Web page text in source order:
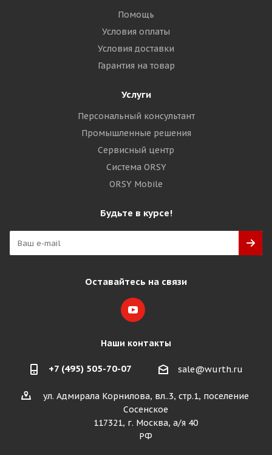
Помощь
Условия оплаты
Условия доставки
Гарантия на товар
Услуги
Персональный консультант
Промышленные решения
Сервисный центр
Система ORSY
ORSY Mobile
Будьте в курсе!
Оставайтесь на связи
Наши контакты
+7 (495) 505-70-07 sale@wurth.ru
ул. Адмирала Корнилова, вл..3, стр.1, поселение
Сосенское
117321, г. Москва, а/я 40
РФ